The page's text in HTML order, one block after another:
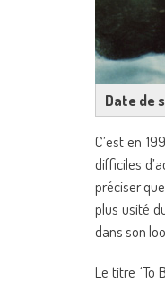
Date de
C’est en
difficiles
préciser
plus usité
dans son
Le titre ‘To